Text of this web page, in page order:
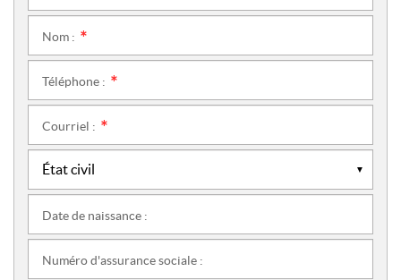
Nom :
Téléphone :
Courriel :
Date de naissance :
Numéro d'assurance sociale :